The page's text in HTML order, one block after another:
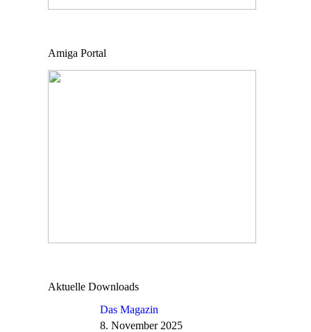
Amiga Portal
Aktuelle Downloads
Das Magazin
8. November 2025